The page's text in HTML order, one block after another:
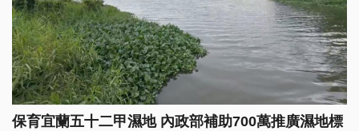
保育宜蘭五十二甲濕地 內政部補助700萬推廣濕地標